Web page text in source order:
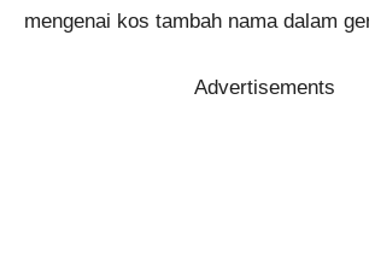
mengenai kos tambah nama dalam
Advertisements